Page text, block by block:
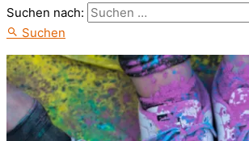
Suchen nach:
Suchen